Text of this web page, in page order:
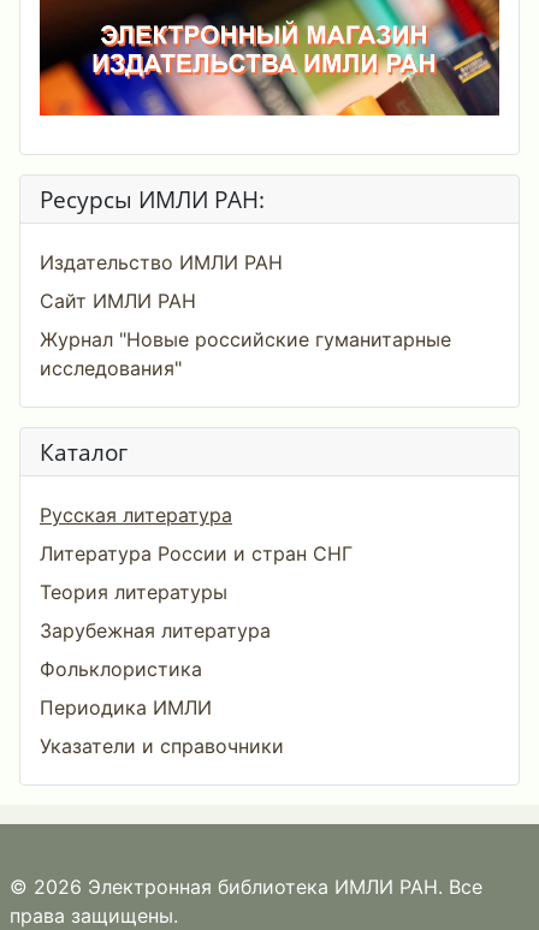
Ресурсы ИМЛИ РАН:
Издательство ИМЛИ РАН
Сайт ИМЛИ РАН
Журнал "Новые российские гуманитарные
исследования"
Каталог
Русская литература
Литература России и стран СНГ
Теория литературы
Зарубежная литература
Фольклористика
Периодика ИМЛИ
Указатели и справочники
© 2026 Электронная библиотека ИМЛИ РАН. Все
права защищены.